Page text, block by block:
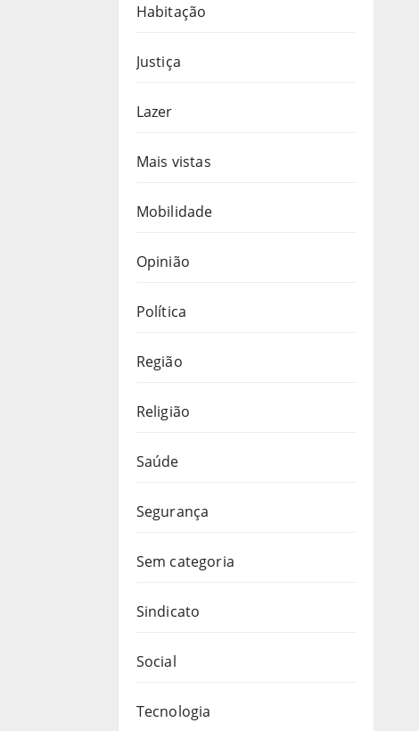
Habitação
Justiça
Lazer
Mais vistas
Mobilidade
Opinião
Política
Região
Religião
Saúde
Segurança
Sem categoria
Sindicato
Social
Tecnologia